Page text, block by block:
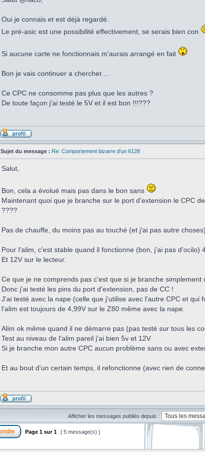
Oui je connais et est déjà regardé.
Le pré-asic est une possibilité effectivement, se serais bien con
Si aucune carte ne fonctionnais m'aurais arrangé en fait
Bon je vais continuer a chercher....
Ce CPC ne consomme pas plus que les autres ?
De toute façon j'ai testé le 5V et il est bon !!!???
Sujet du message : Re: Comportement bizarre d'un 6128
Salut,
Bon, cela a évolué mais pas dans le bon sans
Maintenant quoi que je branche sur le port d'extension le CPC
????
Pas de chauffe, du moins pas au touché (et j'ai pas autre
Pour l'alim, c'est stable quand il fonctionne (bon, j'ai pas
Et 12V sur le lecteur.
Ce que je ne comprends pas c'est que si je branche
Donc j'ai testé les pins du port d'extension, pas de CC !
J'ai testé avec la nape (celle que j'utilise avec l'autre CPC et qui
l'alim est toujours de 4,99V sur le Z80 même avec la nape.
Alim ok même quand il ne démarre pas (pas testé sur tous les
Test au niveau de l'alim pareil j'ai bien 5v et 12V
Si je branche mon autre CPC aucun problème sans ou avec
Et au bout d'un certain temps, il refonctionne (avec rien de
Afficher les messages publiés depuis :
Page 1 sur1 [ 5 message(s) ]